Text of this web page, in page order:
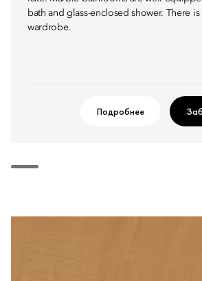
bath and glass-enclosed shower. There is
wardrobe.
Подробнее